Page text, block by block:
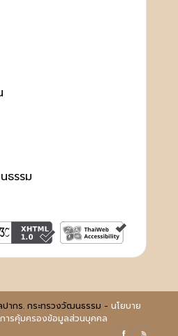
ธรรม
ากร. กระทรวงวัฒนธรรม - นโยบาย
ารคุ้มครองข้อมูลส่วนบุคคล